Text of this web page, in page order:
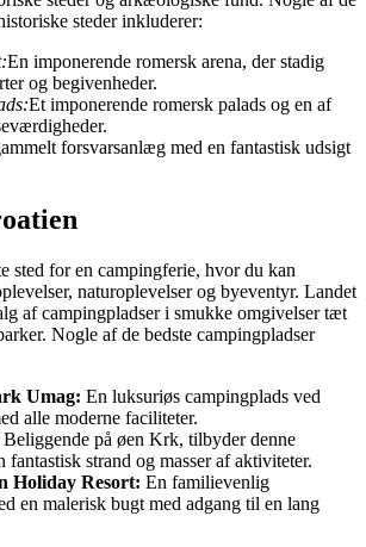
steder inkluderer:
En imponerende romersk arena, der stadig
og begivenheder.
Et imponerende romersk palads og en af
forsvarsanlæg med en fantastisk udsigt
sted for en campingferie, hvor du kan
naturoplevelser og byeventyr. Landet
af campingpladser i smukke omgivelser tæt
Nogle af de bedste campingpladser
Umag: En luksuriøs campingplads ved
alle moderne faciliteter.
Beliggende på øen Krk, tilbyder denne
fantastisk strand og masser af aktiviteter.
Holiday Resort: En familievenlig
en malerisk bugt med adgang til en lang